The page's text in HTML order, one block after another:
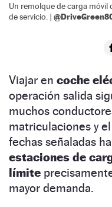
Un remolque de carga móvil
de servicio. |
Viajar en coche
operación salida
muchos
matriculaciones y
fechas señaladas
estaciones de
límite
mayor demanda.